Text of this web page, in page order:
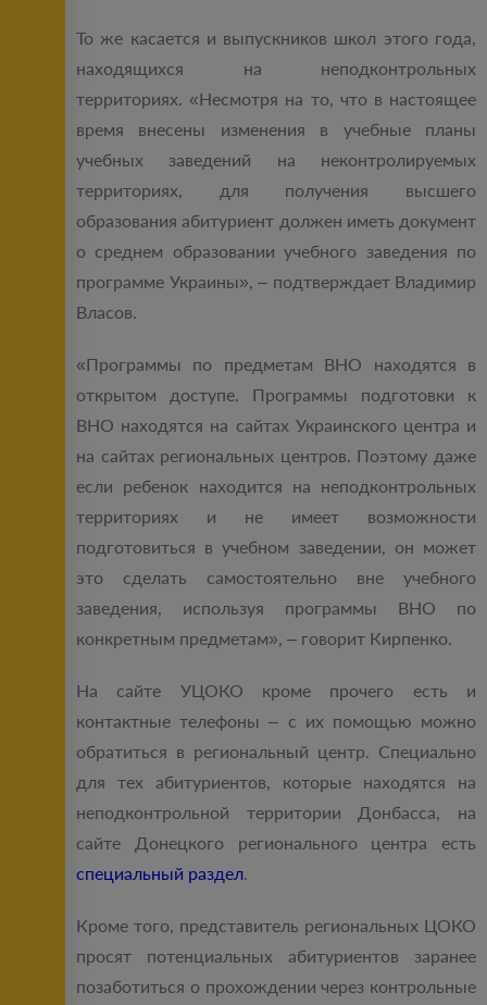
То же касается и выпускников школ этого года,
находящихся на неподконтрольных
территориях. «Несмотря на то, что в настоящее
время внесены изменения в учебные планы
учебных заведений на неконтролируемых
территориях, для получения высшего
образования абитуриент должен иметь документ
о среднем образовании учебного заведения по
программе Украины», – подтверждает Владимир
Власов.
«Программы по предметам ВНО находятся в
открытом доступе. Программы подготовки к
ВНО находятся на сайтах Украинского центра и
на сайтах региональных центров. Поэтому даже
если ребенок находится на неподконтрольных
территориях и не имеет возможности
подготовиться в учебном заведении, он может
это сделать самостоятельно вне учебного
заведения, используя программы ВНО по
конкретным предметам», – говорит Кирпенко.
На сайте УЦОКО кроме прочего есть и
контактные телефоны – с их помощью можно
обратиться в региональный центр. Специально
для тех абитуриентов, которые находятся на
неподконтрольной территории Донбасса, на
сайте Донецкого регионального центра есть
специальный раздел.
Кроме того, представитель региональных ЦОКО
просят потенциальных абитуриентов заранее
позаботиться о прохождении через контрольные